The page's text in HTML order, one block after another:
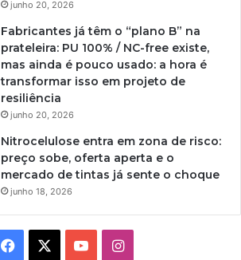
junho 20, 2026
Fabricantes já têm o “plano B” na
prateleira: PU 100% / NC-free existe,
mas ainda é pouco usado: a hora é
transformar isso em projeto de
resiliência
junho 20, 2026
Nitrocelulose entra em zona de risco:
preço sobe, oferta aperta e o
mercado de tintas já sente o choque
junho 18, 2026
Facebook YouTubeInstagram